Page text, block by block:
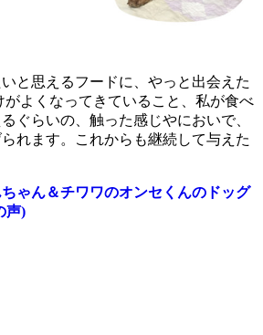
と思えるフードに、やっと出会えた
がよくなってきていること、私が食べ
ぐらいの、触った感じやにおいで、
れます。これからも継続して与えた
ちゃん＆チワワのオンセくんのドッグ
声)